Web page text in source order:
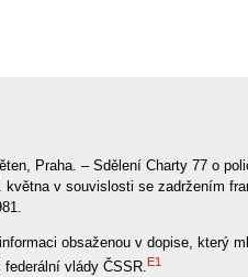
Praha. – Sdělení Charty 77 o
května v souvislosti se zadržením
obsaženou v dopise, který
federální vlády ČSSR.E1